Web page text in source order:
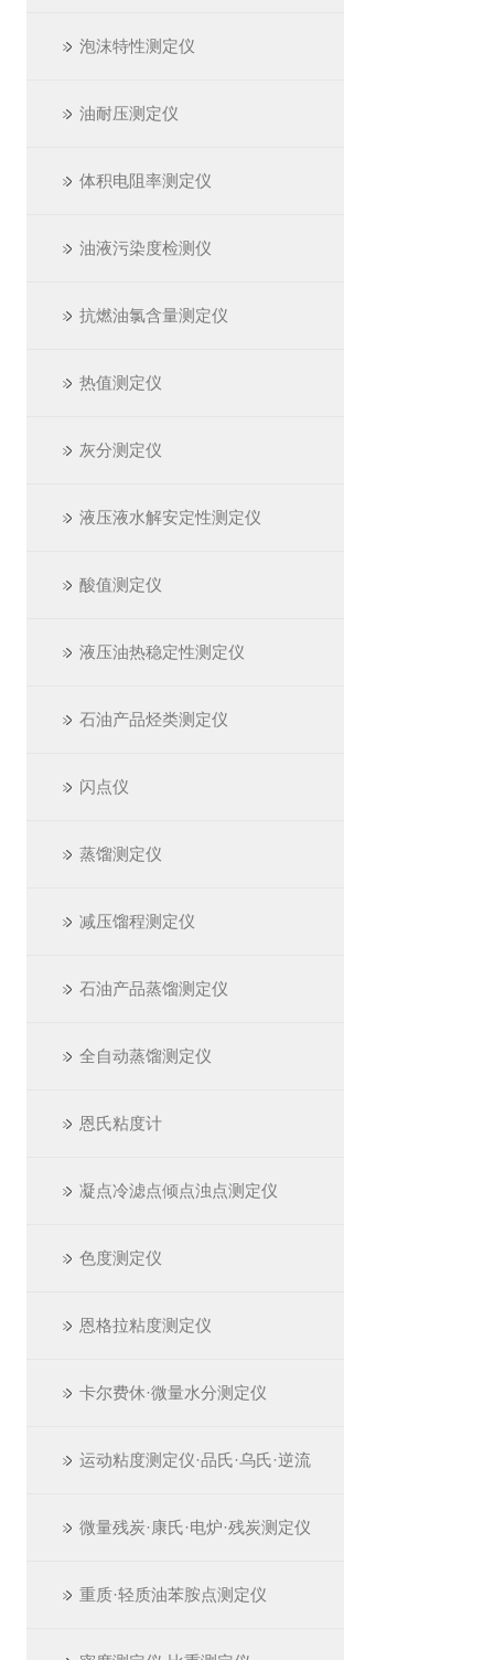
泡沫特性测定仪
油耐压测定仪
体积电阻率测定仪
油液污染度检测仪
抗燃油氯含量测定仪
热值测定仪
灰分测定仪
液压液水解安定性测定仪
酸值测定仪
液压油热稳定性测定仪
石油产品烃类测定仪
闪点仪
蒸馏测定仪
减压馏程测定仪
石油产品蒸馏测定仪
全自动蒸馏测定仪
恩氏粘度计
凝点冷滤点倾点浊点测定仪
色度测定仪
恩格拉粘度测定仪
卡尔费休·微量水分测定仪
运动粘度测定仪·品氏·乌氏·逆流
微量残炭·康氏·电炉·残炭测定仪
重质·轻质油苯胺点测定仪